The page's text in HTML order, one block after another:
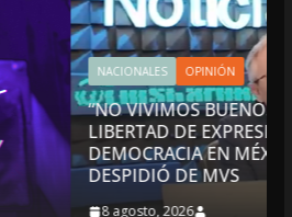
TIEMPOS PARA LA
NI PARA LA
MÉXICO”: LUIS CÁRDENAS; SE